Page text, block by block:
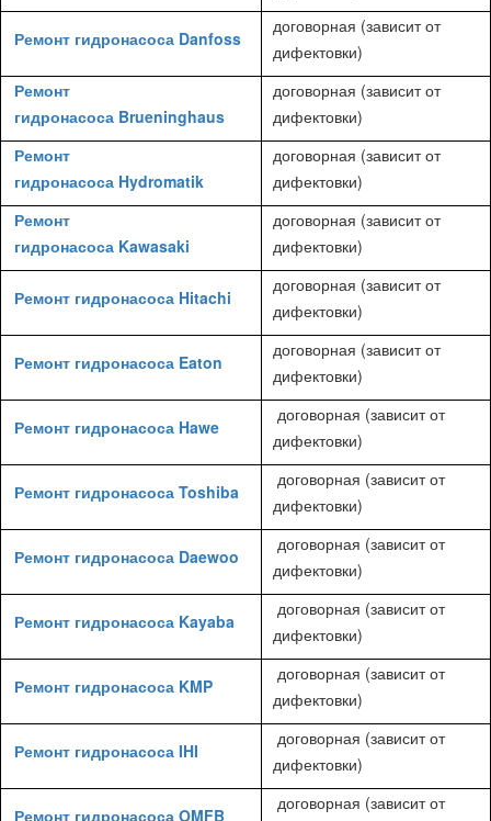
Ремонт гидронасоса Danfoss
договорная (зависит от
дифектовки)
Ремонт
гидронасоса Brueninghaus
договорная (зависит от
дифектовки)
Ремонт
гидронасоса Hydromatik
договорная (зависит от
дифектовки)
Ремонт
гидронасоса Kawasaki
договорная (зависит от
дифектовки)
Ремонт гидронасоса Hitachi
договорная (зависит от
дифектовки)
Ремонт гидронасоса Eaton
договорная (зависит от
дифектовки)
Ремонт гидронасоса Hawe
договорная (зависит от
дифектовки)
Ремонт гидронасоса Toshiba
договорная (зависит от
дифектовки)
Ремонт гидронасоса Daewoo
договорная (зависит от
дифектовки)
Ремонт гидронасоса Kayaba
договорная (зависит от
дифектовки)
Ремонт гидронасоса KMP
договорная (зависит от
дифектовки)
Ремонт гидронасоса IHI
договорная (зависит от
дифектовки)
Ремонт гидронасоса OMFB
договорная (зависит от